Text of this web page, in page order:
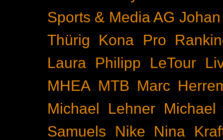
Sports & Media AG
Thürig
Kona Pro
Laura Philipp
LeTour
MHEA MTB Marc
Michael Lehner Michael
Samuels
Nike
Nina